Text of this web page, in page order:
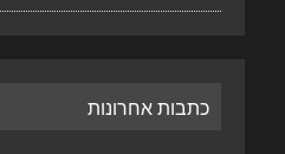
כתבות אחרונות